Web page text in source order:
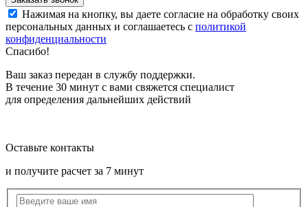
Нажимая на кнопку, вы даете согласие на обработку своих
персональных данных и соглашаетесь с политикой
конфиденциальности
Спасибо!
Ваш заказ передан в службу поддержки.
В течение 30 минут с вами свяжется специалист
для определения дальнейших действий
Оставьте контакты
и получите расчет за 7 минут